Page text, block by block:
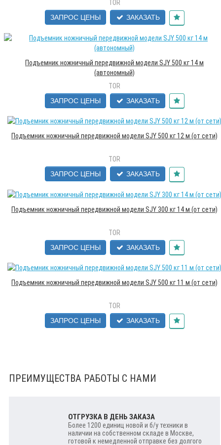
TOR
ЗАПРОС ЦЕНЫ
ЗАКАЗАТЬ
Подъемник ножничный передвижной модели SJY 500 кг 14 м
(автономный)
TOR
ЗАПРОС ЦЕНЫ
ЗАКАЗАТЬ
Подъемник ножничный передвижной модели SJY 500 кг 12 м (от сети)
TOR
ЗАПРОС ЦЕНЫ
ЗАКАЗАТЬ
Подъемник ножничный передвижной модели SJY 300 кг 14 м (от сети)
TOR
ЗАПРОС ЦЕНЫ
ЗАКАЗАТЬ
Подъемник ножничный передвижной модели SJY 500 кг 11 м (от сети)
TOR
ЗАПРОС ЦЕНЫ
ЗАКАЗАТЬ
ПРЕИМУЩЕСТВА РАБОТЫ С НАМИ
ОТГРУЗКА В ДЕНЬ ЗАКАЗА
Более 1200 единиц новой и б/у техники в
наличии на собственном складе в Москве,
готовой к немедленной отправке без долгого